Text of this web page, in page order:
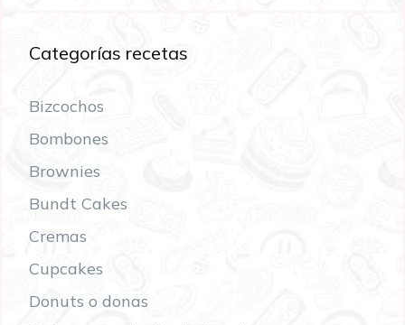
Categorías recetas
Bizcochos
Bombones
Brownies
Bundt Cakes
Cremas
Cupcakes
Donuts o donas